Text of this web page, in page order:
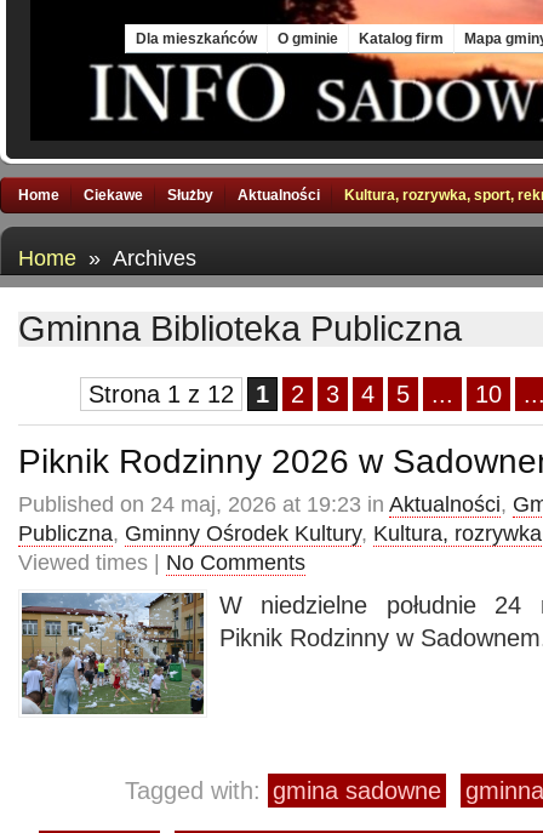
Dla mieszkańców O gminie Katalog firm Mapa
Home Ciekawe Służby Aktualności Kultura, rozrywka, sport,
Home » Archives
Gminna Biblioteka Publiczna
Strona 1 z 12 1 2 3 4 5 ... 10
Piknik Rodzinny 2026 w
Published on 24 maj, 2026 at 19:23 in Aktualności,
Publiczna, Gminny Ośrodek Kultury, Kultura,
Viewed times | No Comments
W niedzielne południe 24
Piknik Rodzinny w
Tagged with: gmina sadowne